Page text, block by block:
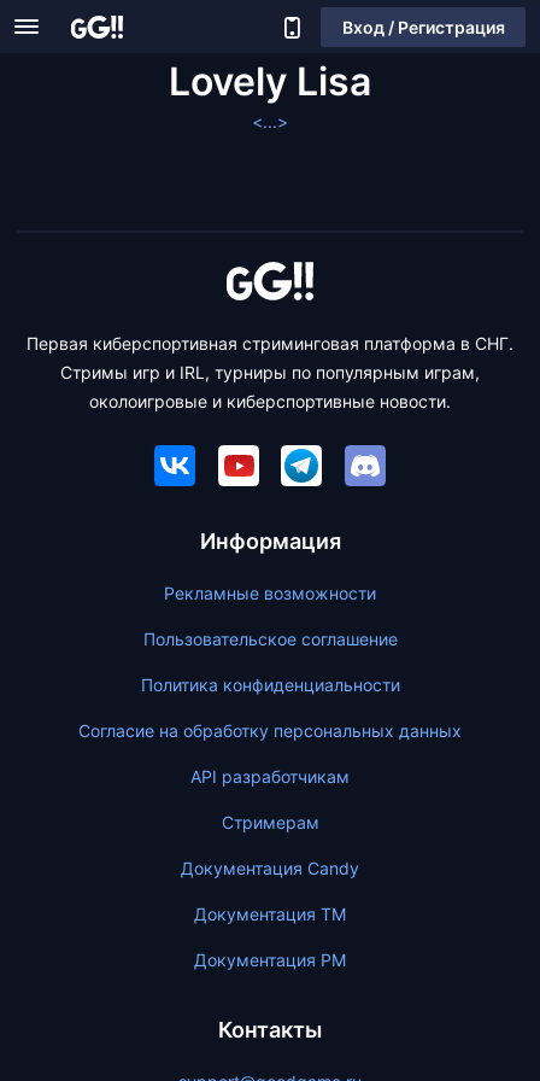
Вход / Регистрация
Lovely Lisa
<...>
Первая киберспортивная стриминговая платформа в СНГ.
Стримы игр и IRL, турниры по популярным играм,
околоигровые и киберспортивные новости.
Информация
Рекламные возможности
Пользовательское соглашение
Политика конфиденциальности
Согласие на обработку персональных данных
API разработчикам
Стримерам
Документация Candy
Документация ТМ
Документация PM
Контакты